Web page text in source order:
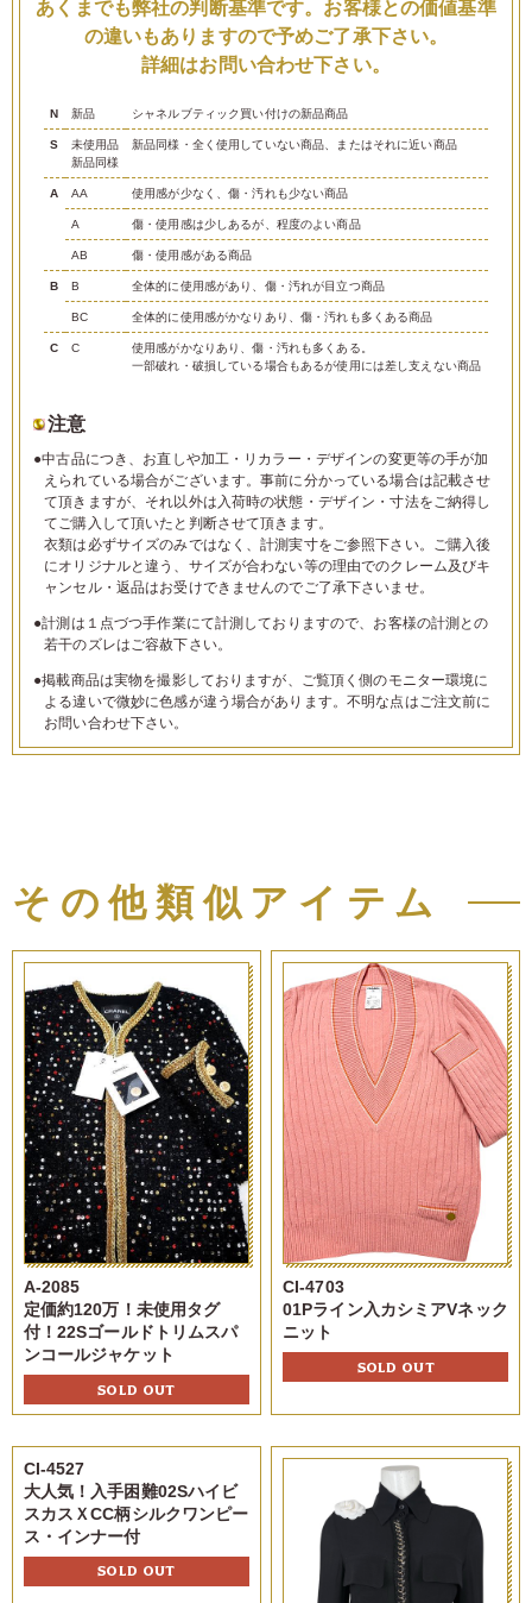
あくまでも弊社の判断基準です。お客様との価値基準
の違いもありますので予めご了承下さい。
詳細はお問い合わせ下さい。
N 新品 シャネルブティック買い付けの新品商品
S
未使用品
新品同様
新品同様・全く使用していない商品、またはそれに近い商品
A AA 使用感が少なく、傷・汚れも少ない商品
A 傷・使用感は少しあるが、程度のよい商品
AB 傷・使用感がある商品
B B 全体的に使用感があり、傷・汚れが目立つ商品
BC 全体的に使用感がかなりあり、傷・汚れも多くある商品
C C
使用感がかなりあり、傷・汚れも多くある。
一部破れ・破損している場合もあるが使用には差し支えない商品
注意
●中古品につき、お直しや加工・リカラー・デザインの変更等の手が加
えられている場合がございます。事前に分かっている場合は記載させ
て頂きますが、それ以外は入荷時の状態・デザイン・寸法をご納得し
てご購入して頂いたと判断させて頂きます。
衣類は必ずサイズのみではなく、計測実寸をご参照下さい。ご購入後
にオリジナルと違う、サイズが合わない等の理由でのクレーム及びキ
ャンセル・返品はお受けできませんのでご了承下さいませ。
●計測は１点づつ手作業にて計測しておりますので、お客様の計測との
若干のズレはご容赦下さい。
●掲載商品は実物を撮影しておりますが、ご覧頂く側のモニター環境に
よる違いで微妙に色感が違う場合があります。不明な点はご注文前に
お問い合わせ下さい。
その他類似アイテム
A-2085
定価約120万！未使用タグ
付！22Sゴールドトリムスパ
ンコールジャケット
SOLD OUT
CI-4703
01Pライン入カシミアVネック
ニット
SOLD OUT
CI-4527
大人気！入手困難02Sハイビ
スカスＸCC柄シルクワンピー
ス・インナー付
SOLD OUT